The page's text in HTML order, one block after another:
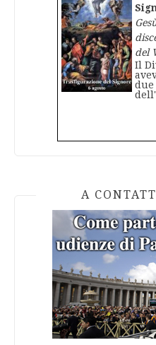
del
Il
due
A